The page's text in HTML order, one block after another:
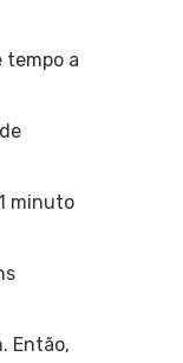
tempo a
minuto
Então,